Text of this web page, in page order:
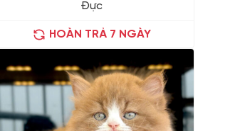
Đực
HOÀN TRẢ 7 NGÀY